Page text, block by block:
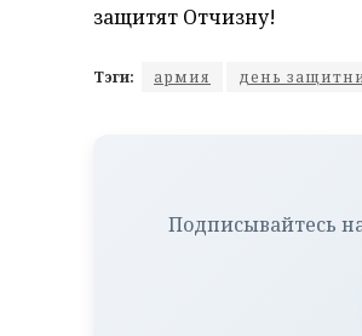
защитят Отчизну!
Тэги: армия день
Подписывайтесь